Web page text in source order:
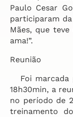
Paulo Cesar
participaram
Mães, que
ama!”.
Reunião
Foi marcada
18h30min, a
no período de
treinamento